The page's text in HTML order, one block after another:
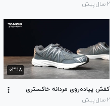
۲ سال پیش
۰۳:۱۸
کفش پیاده‌روی مردانه خاکستری
۲ سال پیش